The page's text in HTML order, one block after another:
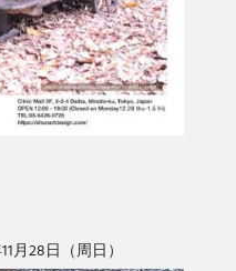
月28日（周日）